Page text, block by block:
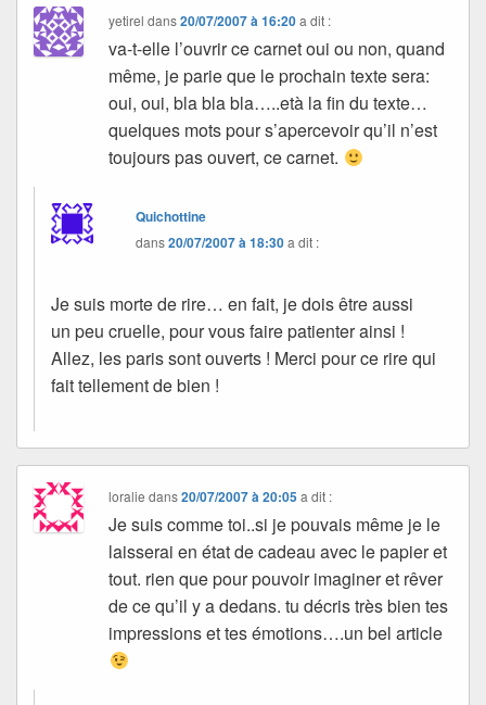
yetirel dans20/07/2007 à 16:20 a dit :
va-t-elle l’ouvrir ce carnet oui ou non, quand
même, je parie que le prochain texte sera:
oui, oui, bla bla bla…..età la fin du texte…
quelques mots pour s’apercevoir qu’il n’est
toujours pas ouvert, ce carnet.
Quichottine
dans20/07/2007 à 18:30a dit :
Je suis morte de rire… en fait, je dois être aussi
un peu cruelle, pour vous faire patienter ainsi !
Allez, les paris sont ouverts ! Merci pour ce rire qui
fait tellement de bien !
loralie dans20/07/2007 à 20:05 a dit :
Je suis comme toi..si je pouvais même je le
laisserai en état de cadeau avec le papier et
tout. rien que pour pouvoir imaginer et rêver
de ce qu’il y a dedans. tu décris très bien tes
impressions et tes émotions….un bel article